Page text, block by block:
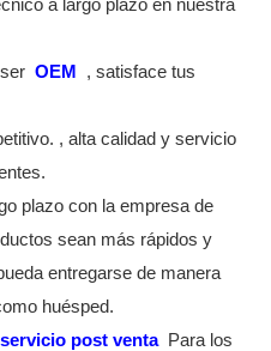
a largo plazo en nuestra
OEM
, satisface tus
, alta calidad y servicio
plazo con la empresa de
sean más rápidos y
entregarse de manera
huésped.
servicio post venta Para los